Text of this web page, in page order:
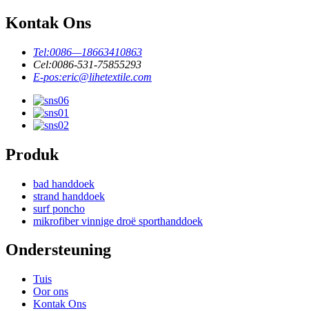
Kontak Ons
Tel:0086—18663410863
Cel:0086-531-75855293
E-pos:eric@lihetextile.com
Produk
bad handdoek
strand handdoek
surf poncho
mikrofiber vinnige droë sporthanddoek
Ondersteuning
Tuis
Oor ons
Kontak Ons